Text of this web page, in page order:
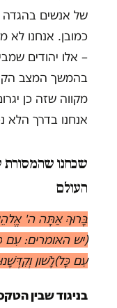
של אנשים בהגדה
כמובן. אנחנו לא
– אלו יהודים
בהמשך המצב
מקווה שזה כן
אנחנו בדרך הלא
שכחנו שהמסורת
העולם
בָּרוּךְ אַתָּה ה'
(יש האומרים: עִם
עִם כָּל)לָשׁון
בניגוד שבין